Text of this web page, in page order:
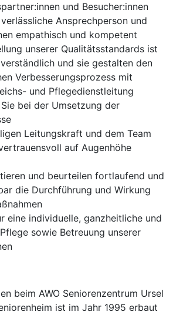
und Besucher:innen
Ansprechperson und
empathisch und kompetent
unserer Qualitätsstandards ist
und sie gestalten den
Verbesserungsprozess mit
und Pflegedienstleitung
bei der Umsetzung der
Leitungskraft und dem Team
auf Augenhöhe
und beurteilen fortlaufend und
die Durchführung und Wirkung
eine individuelle, ganzheitliche und
sowie Betreuung unserer
beim AWO Seniorenzentrum Ursel
ist im Jahr 1995 erbaut